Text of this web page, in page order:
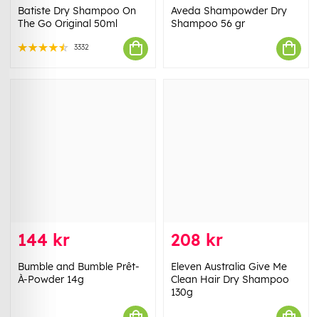
Batiste Dry Shampoo On
The Go Original 50ml
3332
Aveda Shampowder Dry
Shampoo 56 gr
144 kr
Bumble and Bumble Prêt-
À-Powder 14g
208 kr
Eleven Australia Give Me
Clean Hair Dry Shampoo
130g